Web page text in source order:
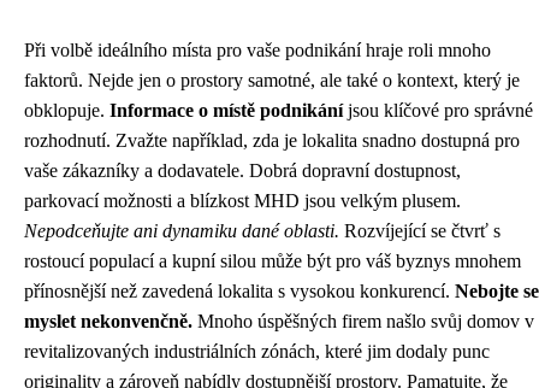
Při volbě ideálního místa pro vaše podnikání hraje roli mnoho
faktorů. Nejde jen o prostory samotné, ale také o kontext, který je
obklopuje. Informace o místě podnikáníjsou klíčové pro správné
rozhodnutí. Zvažte například, zda je lokalita snadno dostupná pro
vaše zákazníky a dodavatele. Dobrá dopravní dostupnost,
parkovací možnosti a blízkost MHD jsou velkým plusem.
Nepodceňujte ani dynamiku dané oblasti. Rozvíjející se čtvrť s
rostoucí populací a kupní silou může být pro váš byznys mnohem
přínosnější než zavedená lokalita s vysokou konkurencí. Nebojte se
myslet nekonvenčně. Mnoho úspěšných firem našlo svůj domov v
revitalizovaných industriálních zónách, které jim dodaly punc
originality a zároveň nabídly dostupnější prostory. Pamatujte, že